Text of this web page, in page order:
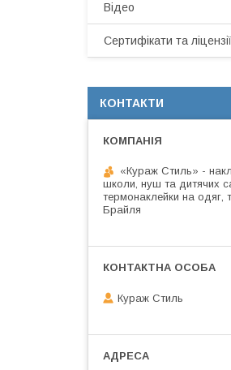
Відео
Сертифікати та ліцензії
КОНТАКТИ
«Кураж Стиль» -
школи, нуш та дитячих
термонаклейки на одяг,
Брайля
Кураж Стиль